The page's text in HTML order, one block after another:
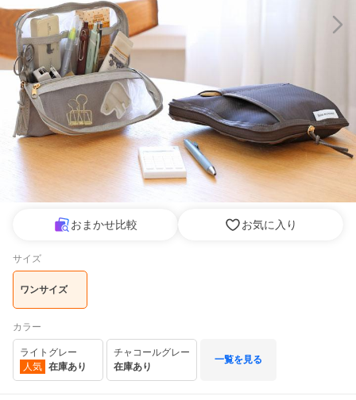
おまかせ比較 お気に入り
サイズ
ワンサイズ
カラー
ライトグレー
人気 在庫あり
チャコールグレー
在庫あり
一覧を見る